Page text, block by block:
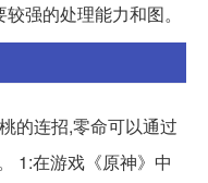
强的处理能力和图。
的连招,零命可以通过
1:在游戏《原神》中